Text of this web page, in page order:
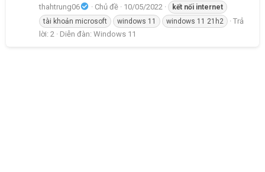
thahtrung06 Chủ đề 10/05/2022 kết nối internet
tài khoản microsoft
windows 11 windows 11 21h2
Trả
lời: 2
Diễn đàn: Windows 11